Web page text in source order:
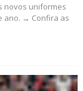
novos uniformes
ano. → Confira as